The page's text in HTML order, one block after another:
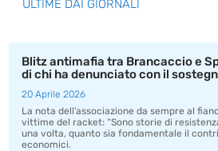
ULTIME DAI GIORNALI
Blitz antimafia tra Brancaccio e
di chi ha denunciato con il
20 Aprile 2026
La nota dell’associazione da sempre al
vittime del racket: “Sono storie di
una volta, quanto sia fondamentale il
economici.